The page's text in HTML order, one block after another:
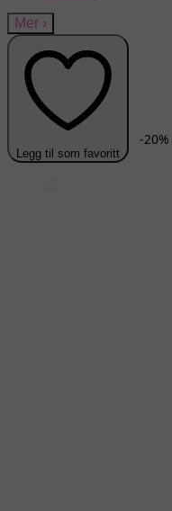
Mer ›
Legg til som favoritt
-20%